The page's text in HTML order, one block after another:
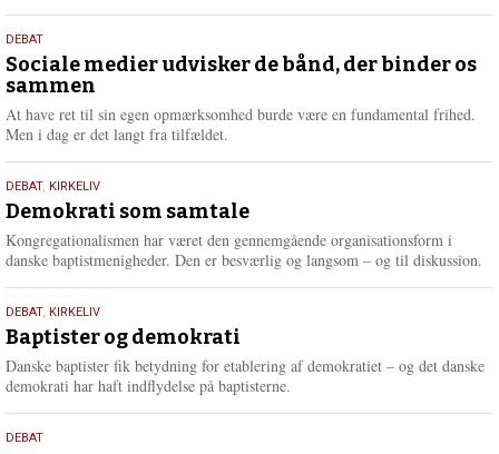
18.
maj
2026
DEBAT
Sociale medier udvisker de bånd, der binder os
sammen
At have ret til sin egen opmærksomhed burde være en fundamental frihed.
Men i dag er det langt fra tilfældet.
18.
maj
2026
DEBAT, KIRKELIV
Demokrati som samtale
Kongregationalismen har været den gennemgående organisationsform i
danske baptistmenigheder. Den er besværlig og langsom – og til diskussion.
18.
maj
2026
DEBAT, KIRKELIV
Baptister og demokrati
Danske baptister fik betydning for etablering af demokratiet – og det danske
demokrati har haft indflydelse på baptisterne.
18.
DEBAT